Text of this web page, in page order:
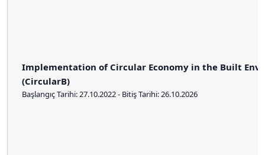
Implementation of Circular Economy in the Built
(CircularB)
Başlangıç Tarihi: 27.10.2022 - Bitiş Tarihi: 26.10.2026